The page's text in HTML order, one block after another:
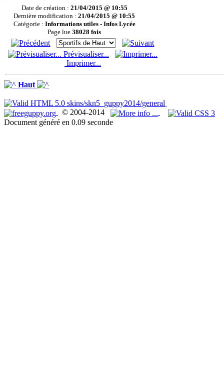
Date de création : 21/04/2015 @ 10:55
Dernière modification :21/04/2015 @ 10:55
Catégorie : Informations utiles - Infos Lycée
Page lue38028 fois
Prévisualiser...
Imprimer...
Haut
© 2004-2014
Document généré en 0.09 seconde